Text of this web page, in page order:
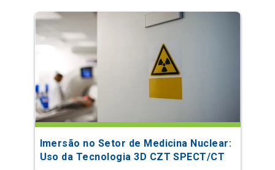
Imersão no Setor de Medicina Nuclear:
Uso da Tecnologia 3D CZT SPECT/CT